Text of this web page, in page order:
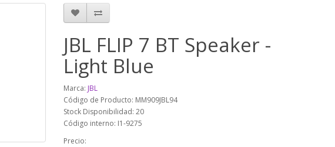
JBL FLIP 7 BT Speaker -
Light Blue
Marca: JBL
Código de Producto: MM909JBL94
Stock Disponibilidad: 20
Código interno: I1-9275
Precio: